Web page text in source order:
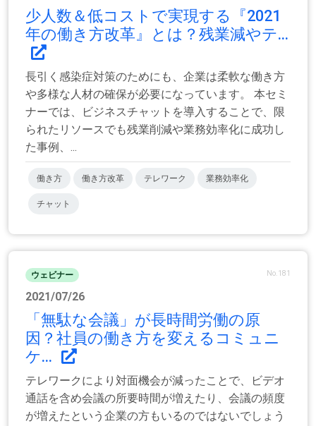
少人数＆低コストで実現する『2021
年の働き方改革』とは？残業減やテ...
長引く感染症対策のためにも、企業は柔軟な働き方
や多様な人材の確保が必要になっています。 本セミ
ナーでは、ビジネスチャットを導入することで、限
られたリソースでも残業削減や業務効率化に成功し
た事例、...
働き方 働き方改革 テレワーク 業務効率化
チャット
ウェビナー No.181
2021/07/26
「無駄な会議」が長時間労働の原
因？社員の働き方を変えるコミュニ
ケ...
テレワークにより対面機会が減ったことで、ビデオ
通話を含め会議の所要時間が増えたり、会議の頻度
が増えたという企業の方もいるのではないでしょう